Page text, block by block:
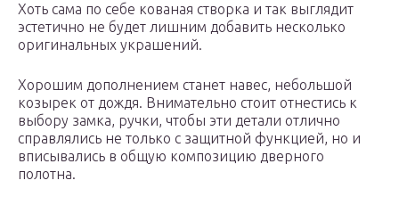
Хоть сама по себе кованая створка и так выглядит
эстетично не будет лишним добавить несколько
оригинальных украшений.
Хорошим дополнением станет навес, небольшой
козырек от дождя. Внимательно стоит отнестись к
выбору замка, ручки, чтобы эти детали отлично
справлялись не только с защитной функцией, но и
вписывались в общую композицию дверного
полотна.